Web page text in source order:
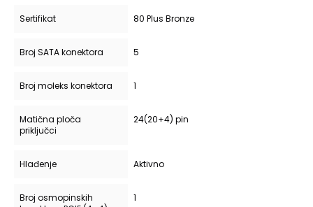
Sertifikat 80 Plus Bronze
Broj SATA konektora 5
Broj moleks konektora 1
Matična ploča
priključci
24(20+4) pin
Hlađenje Aktivno
Broj osmopinskih
1